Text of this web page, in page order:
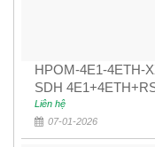
HPOM-4E1-4ETH-
SDH
Liên hệ
07-01-2026